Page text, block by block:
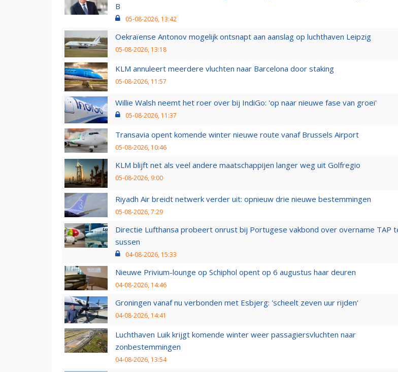
B
05-08-2026, 13:42
Oekraïense Antonov mogelijk ontsnapt aan aanslag op luchthaven Leipzig
05-08-2026, 13:18
KLM annuleert meerdere vluchten naar Barcelona door staking
05-08-2026, 11:57
Willie Walsh neemt het roer over bij IndiGo: 'op naar nieuwe fase van groei'
05-08-2026, 11:37
Transavia opent komende winter nieuwe route vanaf Brussels Airport
05-08-2026, 10:46
KLM blijft net als veel andere maatschappijen langer weg uit Golfregio
05-08-2026, 9:00
Riyadh Air breidt netwerk verder uit: opnieuw drie nieuwe bestemmingen
05-08-2026, 7:29
Directie Lufthansa probeert onrust bij Portugese vakbond over overname TAP
sussen
04-08-2026, 15:33
Nieuwe Privium-lounge op Schiphol opent op 6 augustus haar deuren
04-08-2026, 14:46
Groningen vanaf nu verbonden met Esbjerg: 'scheelt zeven uur rijden'
04-08-2026, 14:41
Luchthaven Luik krijgt komende winter weer passagiersvluchten naar
zonbestemmingen
04-08-2026, 13:54